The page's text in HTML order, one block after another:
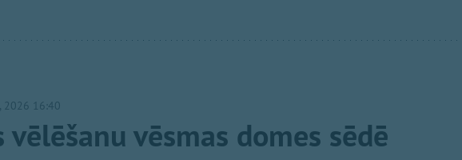
2026 16:40
vēlēšanu vēsmas domes sēdē